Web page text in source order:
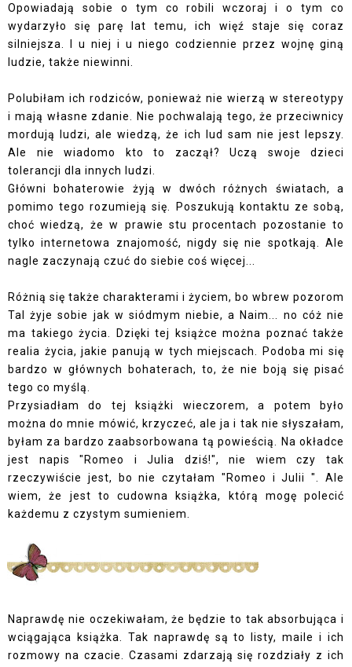
Opowiadają sobie o tym co robili wczoraj i o tym co
wydarzyło się parę lat temu, ich więź staje się coraz
silniejsza. I u niej i u niego codziennie przez wojnę giną
ludzie, także niewinni.
Polubiłam ich rodziców, ponieważ nie wierzą w stereotypy
i mają własne zdanie. Nie pochwalają tego, że przeciwnicy
mordują ludzi, ale wiedzą, że ich lud sam nie jest lepszy.
Ale nie wiadomo kto to zaczął? Uczą swoje dzieci
tolerancji dla innych ludzi.
Główni bohaterowie żyją w dwóch różnych światach, a
pomimo tego rozumieją się. Poszukują kontaktu ze sobą,
choć wiedzą, że w prawie stu procentach pozostanie to
tylko internetowa znajomość, nigdy się nie spotkają. Ale
nagle zaczynają czuć do siebie coś więcej...
Różnią się także charakterami i życiem, bo wbrew pozorom
Tal żyje sobie jak w siódmym niebie, a Naim... no cóż nie
ma takiego życia. Dzięki tej książce można poznać także
realia życia, jakie panują w tych miejscach. Podoba mi się
bardzo w głównych bohaterach, to, że nie boją się pisać
tego co myślą.
Przysiadłam do tej książki wieczorem, a potem było
można do mnie mówić, krzyczeć, ale ja i tak nie słyszałam,
byłam za bardzo zaabsorbowana tą powieścią. Na okładce
jest napis "Romeo i Julia dziś!", nie wiem czy tak
rzeczywiście jest, bo nie czytałam "Romeo i Julii ". Ale
wiem, że jest to cudowna książka, którą mogę polecić
każdemu z czystym sumieniem.
Naprawdę nie oczekiwałam, że będzie to tak absorbująca i
wciągająca książka. Tak naprawdę są to listy, maile i ich
rozmowy na czacie. Czasami zdarzają się rozdziały z ich